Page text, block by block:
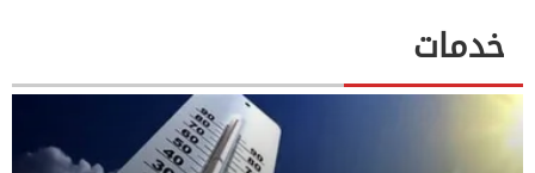
خدمات